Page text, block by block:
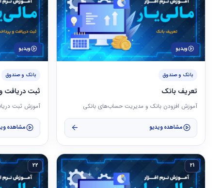
ویدیو
بانک و صندوق
تعریف بانک
آموزش افزودن بانک و مدیریت حساب‌های بانکی
مشاهده ویدیو
ویدیو
بانک و صندوق
ثبت دریافت
آموزش ثبت
مشاهده
21
22